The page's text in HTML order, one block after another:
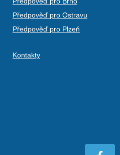
Předpověď pro Ostravu
Předpověď pro Plzeň
Kontakty